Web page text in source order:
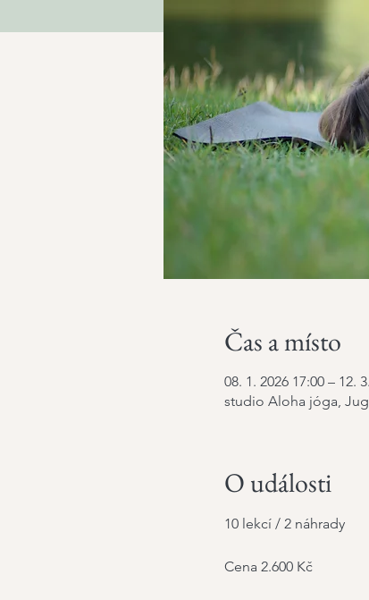
Čas a místo
08. 1. 2026 17:00 – 12.
studio Aloha jóga,
O události
10 lekcí / 2 náhrady
Cena 2.600 Kč